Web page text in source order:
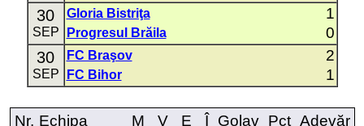
30
SEP
Gloria Bistriţa 1
Progresul Brăila 0
30
SEP
FC Braşov 2
FC Bihor 1
Nr. Echipa M V E Î Golav Pct Adevăr